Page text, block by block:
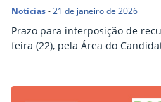
Notícias-21 de janeiro de 2026
Prazo para interposição de
feira (22), pela Área do